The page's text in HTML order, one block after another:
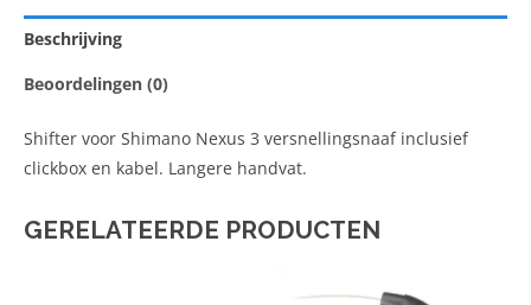
Beschrijving
Beoordelingen (0)
Shifter voor Shimano Nexus 3 versnellingsnaaf inclusief
clickbox en kabel. Langere handvat.
GERELATEERDE PRODUCTEN